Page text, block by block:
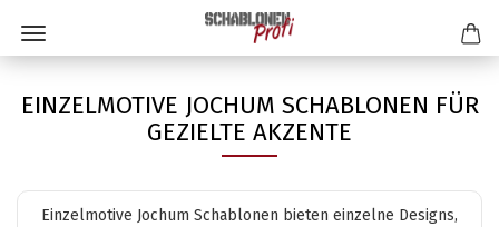
EINZELMOTIVE JOCHUM SCHABLONEN FÜR
GEZIELTE AKZENTE
Einzelmotive Jochum Schablonen bieten einzelne Designs,